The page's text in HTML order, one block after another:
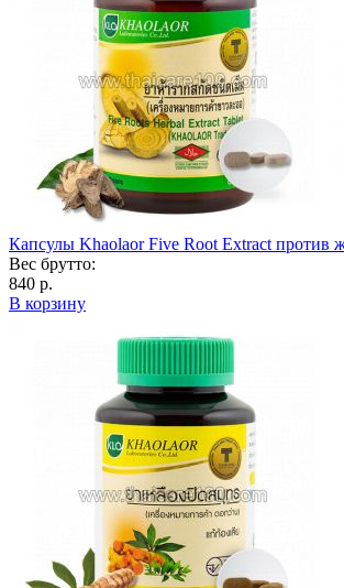
Капсулы Khaolaor Five Root Extract против
Вес брутто:
840 р.
В корзину